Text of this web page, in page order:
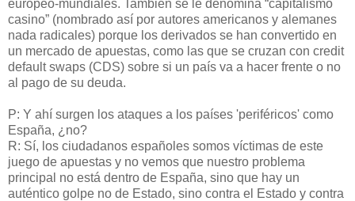
europeo-mundiales. También se le denomina “capitalismo
casino” (nombrado así por autores americanos y alemanes
nada radicales) porque los derivados se han convertido en
un mercado de apuestas, como las que se cruzan con credit
default swaps (CDS) sobre si un país va a hacer frente o no
al pago de su deuda.
P: Y ahí surgen los ataques a los países 'periféricos' como
España, ¿no?
R: Sí, los ciudadanos españoles somos víctimas de este
juego de apuestas y no vemos que nuestro problema
principal no está dentro de España, sino que hay un
auténtico golpe no de Estado, sino contra el Estado y contra